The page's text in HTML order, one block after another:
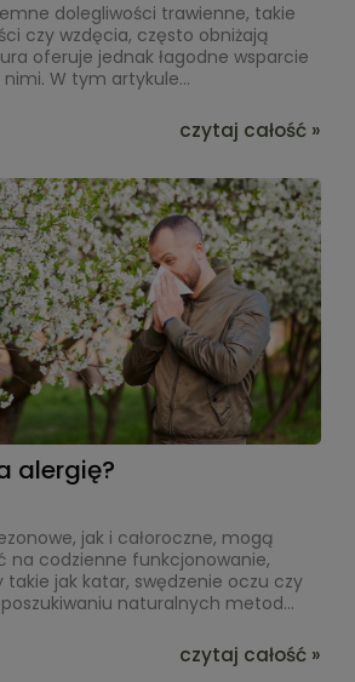
dolegliwości trawienne, takie
czy wzdęcia, często obniżają
oferuje jednak łagodne wsparcie
W tym artykule...
czytaj całość »
alergię?
jak i całoroczne, mogą
na codzienne funkcjonowanie,
jak katar, swędzenie oczu czy
naturalnych metod...
czytaj całość »